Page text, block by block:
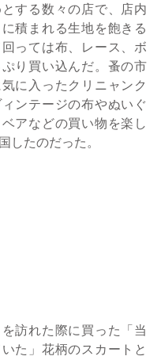
する数々の店で、店内
積まれる生地を飽きる
っては布、レース、ボ
り買い込んだ。蚤の市
に入ったクリニャンク
ンテージの布やぬいぐ
アなどの買い物を楽し
したのだった。
訪れた際に買った「当
た」花柄のスカートと